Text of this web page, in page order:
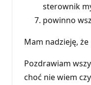
sterownik
powinno
Mam nadzieję,
Pozdrawiam
choć nie wiem